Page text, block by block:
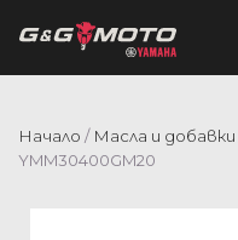
Начало / Масла и добавки
YMM30400GM20